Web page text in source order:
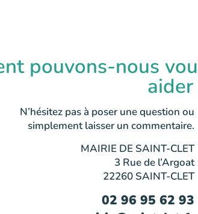
pouvons-nous
aider
N’hésitez pas à poser une question ou
simplement laisser un commentaire.
MAIRIE DE SAINT-CLET
3 Rue de l’Argoat
22260 SAINT-CLET
02 96 95 62 93